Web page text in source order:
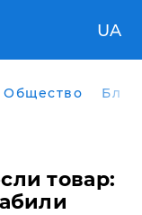
UA
Общество
товар: